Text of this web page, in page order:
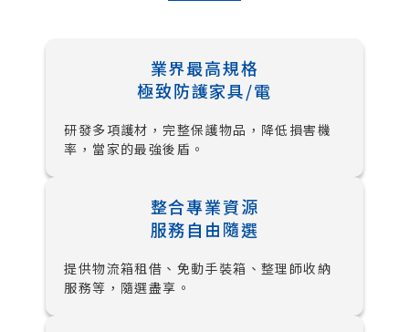
業界最高規格
極致防護家具/電
研發多項護材，完整保護物品，降低損害機
率，當家的最強後盾。
整合專業資源
服務自由隨選
提供物流箱租借、免動手裝箱、整理師收納
服務等，隨選盡享。